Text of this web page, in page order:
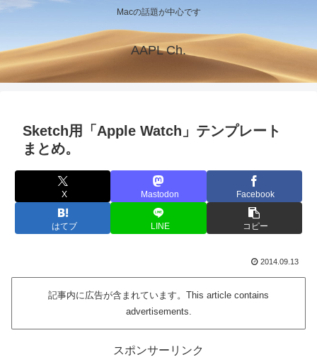
Macの話題が中心です
AAPL Ch.
Sketch用「Apple Watch」テンプレート
まとめ。
X Mastodon Facebook
はてブ LINE コピー
2014.09.13
記事内に広告が含まれています。This article contains
advertisements.
スポンサーリンク